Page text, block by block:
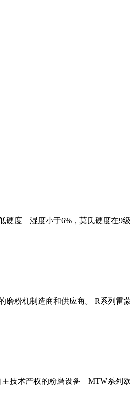
度，湿度小于6%，莫氏硬度在9
粉机制造商和供应商。 R系列
技术产权的粉磨设备—MTW系列